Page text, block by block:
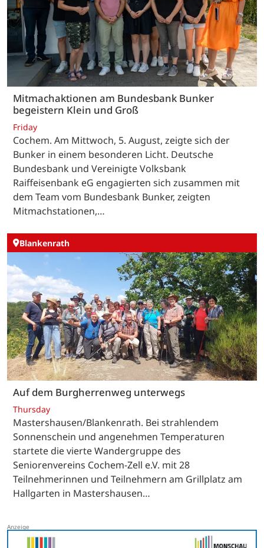
Mitmachaktionen am Bundesbank Bunker
begeistern Klein und Groß
Friday
Cochem. Am Mittwoch, 5. August, zeigte sich der
Bunker in einem besonderen Licht. Deutsche
Bundesbank und Vereinigte Volksbank
Raiffeisenbank eG engagierten sich zusammen mit
dem Team vom Bundesbank Bunker, zeigten
Mitmachstationen,…
Blankenrath
Auf dem Burgherrenweg unterwegs
Thursday
Mastershausen/Blankenrath. Bei strahlendem
Sonnenschein und angenehmen Temperaturen
startete die vierte Wandergruppe des
Seniorenvereins Cochem-Zell e.V. mit 28
Teilnehmerinnen und Teilnehmern am Grillplatz am
Hallgarten in Mastershausen…